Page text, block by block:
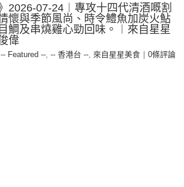
2026-07-24︱專攻十四代清酒嘅割
懷與季節風尚、時令鱧魚加炭火鮎
鯛及串燒雞心勁回味。︱來自星星
偉
-- Featured --, -- 香港台 --, 來自星星美食 0條評論